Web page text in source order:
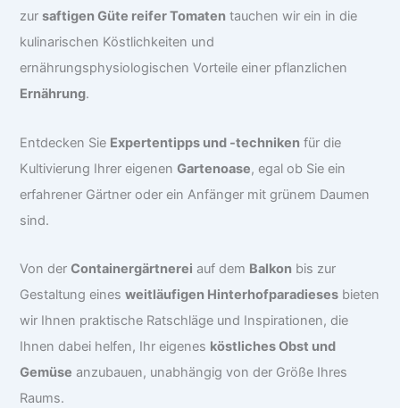
zursaftigen Güte reifer Tomaten tauchen wir ein in die
kulinarischen Köstlichkeiten und
ernährungsphysiologischen Vorteile einer pflanzlichen
Ernährung.
Entdecken Sie Expertentipps und -techniken für die
Kultivierung Ihrer eigenenGartenoase, egal ob Sie ein
erfahrener Gärtner oder ein Anfänger mit grünem Daumen
sind.
Von derContainergärtnerei auf dem Balkon bis zur
Gestaltung einesweitläufigen Hinterhofparadieses bieten
wir Ihnen praktische Ratschläge und Inspirationen, die
Ihnen dabei helfen, Ihr eigenes köstliches Obst und
Gemüse anzubauen, unabhängig von der Größe Ihres
Raums.